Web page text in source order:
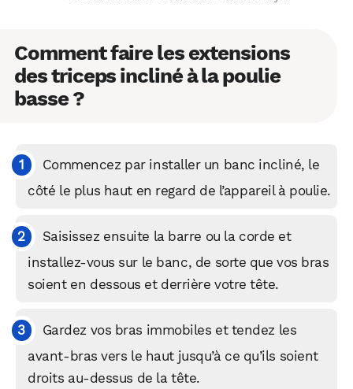
Comment faire les extensions
des triceps incliné à la poulie
basse ?
Commencez par installer un banc incliné, le
côté le plus haut en regard de l’appareil à poulie.
Saisissez ensuite la barre ou la corde et
installez-vous sur le banc, de sorte que vos bras
soient en dessous et derrière votre tête.
Gardez vos bras immobiles et tendez les
avant-bras vers le haut jusqu’à ce qu’ils soient
droits au-dessus de la tête.